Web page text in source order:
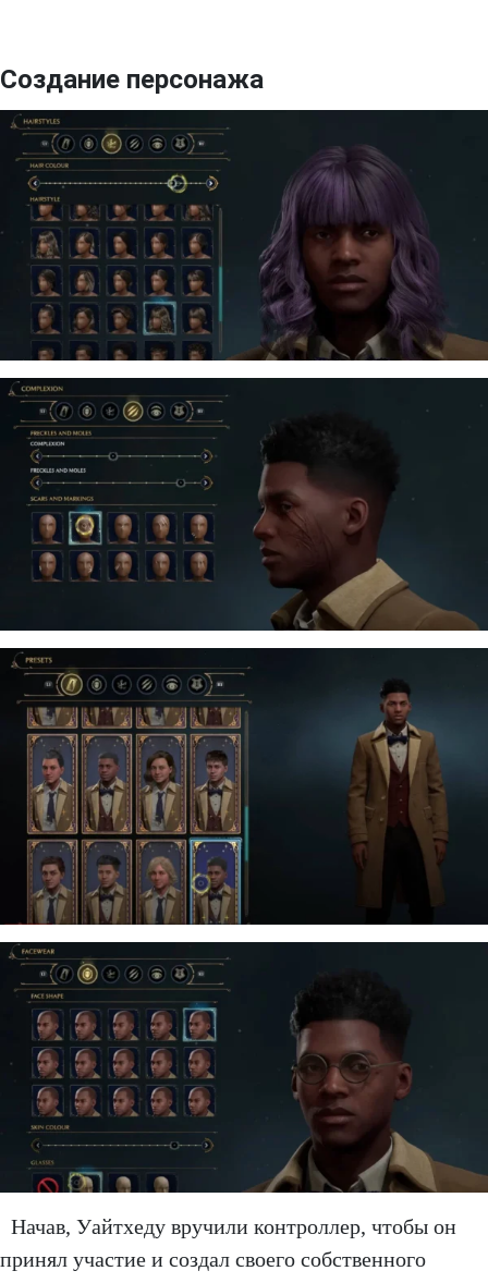
Создание персонажа
Начав, Уайтхеду вручили контроллер, чтобы он
принял участие и создал своего собственного